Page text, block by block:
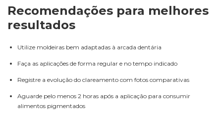
Recomendações para melhores
resultados
Utilize moldeiras bem adaptadas à arcada dentária
Faça as aplicações de forma regular e no tempo indicado
Registre a evolução do clareamento com fotos comparativas
Aguarde pelo menos 2 horas após a aplicação para consumir
alimentos pigmentados